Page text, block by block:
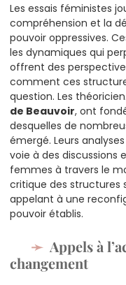
Les essais féministes
compréhension et la
pouvoir oppressives.
les dynamiques qui
offrent des
comment ces
question. Les
de Beauvoir, ont
desquelles de
émergé. Leurs
voie à des discussions
femmes à travers le
critique des structures
appelant à une
pouvoir établis.
Appels à
changement